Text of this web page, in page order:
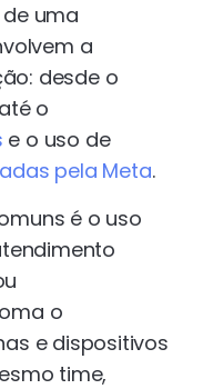
uma
a
desde o
o
e o uso de
pela Meta.
é o uso
o
e dispositivos
time,